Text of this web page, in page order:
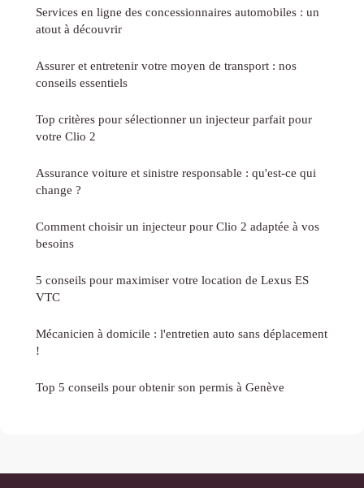
Services en ligne des concessionnaires automobiles : un
atout à découvrir
Assurer et entretenir votre moyen de transport : nos
conseils essentiels
Top critères pour sélectionner un injecteur parfait pour
votre Clio 2
Assurance voiture et sinistre responsable : qu'est-ce qui
change ?
Comment choisir un injecteur pour Clio 2 adaptée à vos
besoins
5 conseils pour maximiser votre location de Lexus ES
VTC
Mécanicien à domicile : l'entretien auto sans déplacement
!
Top 5 conseils pour obtenir son permis à Genève